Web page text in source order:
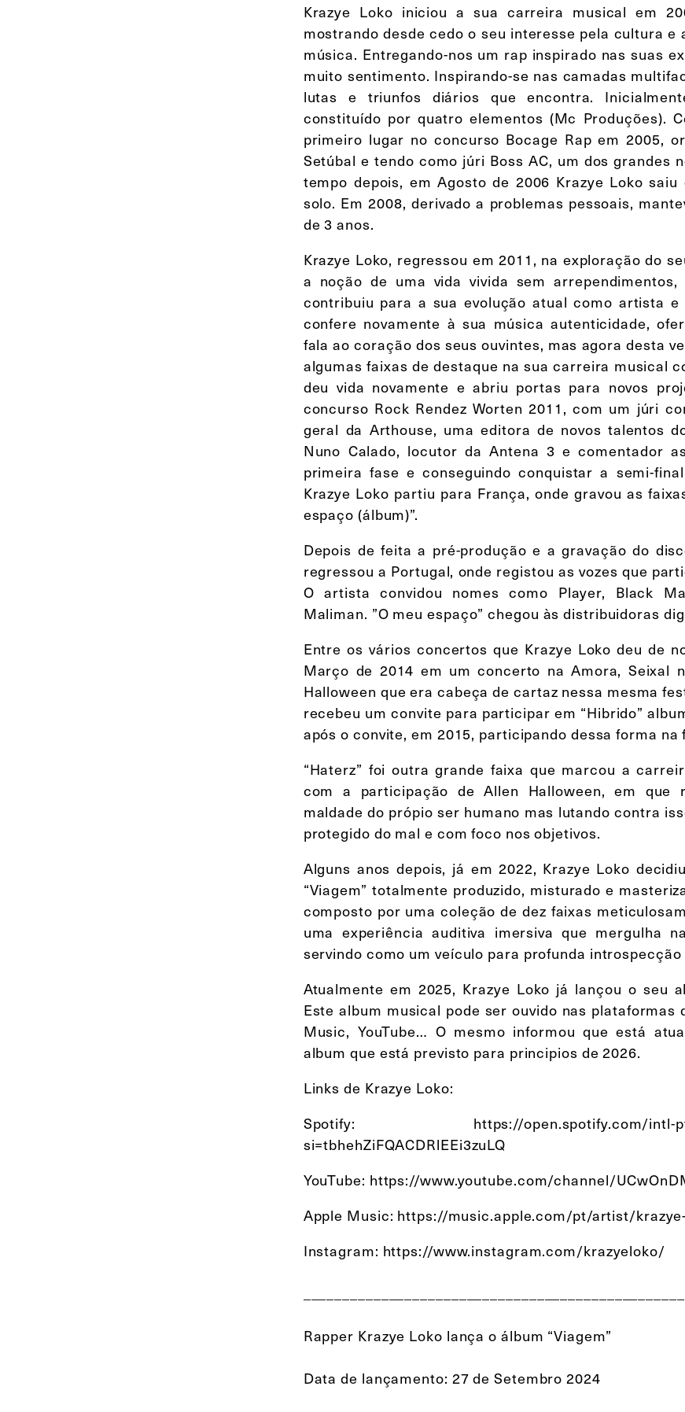
Krazye Loko iniciou a sua carreira musical em
mostrando desde cedo o seu interesse pela cultura e
música. Entregando-nos um rap inspirado nas suas
muito sentimento. Inspirando-se nas camadas
lutas e triunfos diários que encontra.
constituído por quatro elementos (Mc Produções).
primeiro lugar no concurso Bocage Rap em 2005,
Setúbal e tendo como júri Boss AC, um dos grandes
tempo depois, em Agosto de 2006 Krazye Loko
solo. Em 2008, derivado a problemas pessoais,
de 3 anos.
Krazye Loko, regressou em 2011, na exploração do
a noção de uma vida vivida sem
contribuiu para a sua evolução atual como artista e
confere novamente à sua música autenticidade,
fala ao coração dos seus ouvintes, mas agora desta
algumas faixas de destaque na sua carreira musical
deu vida novamente e abriu portas para novos
concurso Rock Rendez Worten 2011, com um júri
geral da Arthouse, uma editora de novos talentos
Nuno Calado, locutor da Antena 3 e comentador
primeira fase e conseguindo conquistar a semi-
Krazye Loko partiu para França, onde gravou as
espaço (álbum)”.
Depois de feita a pré-produção e a gravação do
regressou a Portugal, onde registou as vozes que
O artista convidou nomes como Player, Black
Maliman. ”O meu espaço” chegou às distribuidoras
Entre os vários concertos que Krazye Loko deu de
Março de 2014 em um concerto na Amora, Seixal
Halloween que era cabeça de cartaz nessa mesma
recebeu um convite para participar em “Hibrido”
após o convite, em 2015, participando dessa forma na
“Haterz” foi outra grande faixa que marcou a
com a participação de Allen Halloween, em que
maldade do própio ser humano mas lutando contra
protegido do mal e com foco nos objetivos.
Alguns anos depois, já em 2022, Krazye Loko
“Viagem” totalmente produzido, misturado e
composto por uma coleção de dez faixas
uma experiência auditiva imersiva que mergulha
servindo como um veículo para profunda
Atualmente em 2025, Krazye Loko já lançou o seu
Este album musical pode ser ouvido nas
Music, YouTube… O mesmo informou que está
album que está previsto para principios de 2026.
Links de Krazye Loko:
Spotify: https://open.spotify.com/intl-pt/
si=tbhehZiFQACDRlEEi3zuLQ
YouTube: https://www.youtube.com/channel/
Apple Music: https://music.apple.com/pt/artist/
Instagram: https://www.instagram.com/krazyeloko/
Rapper Krazye Loko lança o álbum “Viagem”
Data de lançamento: 27 de Setembro 2024